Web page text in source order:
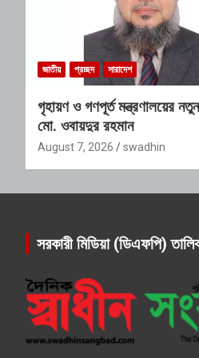
জাতীয় প্রচ্ছদ সারাদেশ
গৃহায়ণ ও গণপূর্ত মন্ত্রণালয়ের
মো. ওবায়দুর রহমান
August 7, 2026 swadhin
সরকারী মিডিয়া (ডিএফপি)